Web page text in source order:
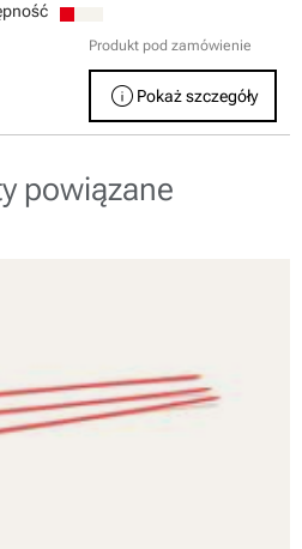
Produkt pod zamówienie
info Pokaż szczegóły
powiązane